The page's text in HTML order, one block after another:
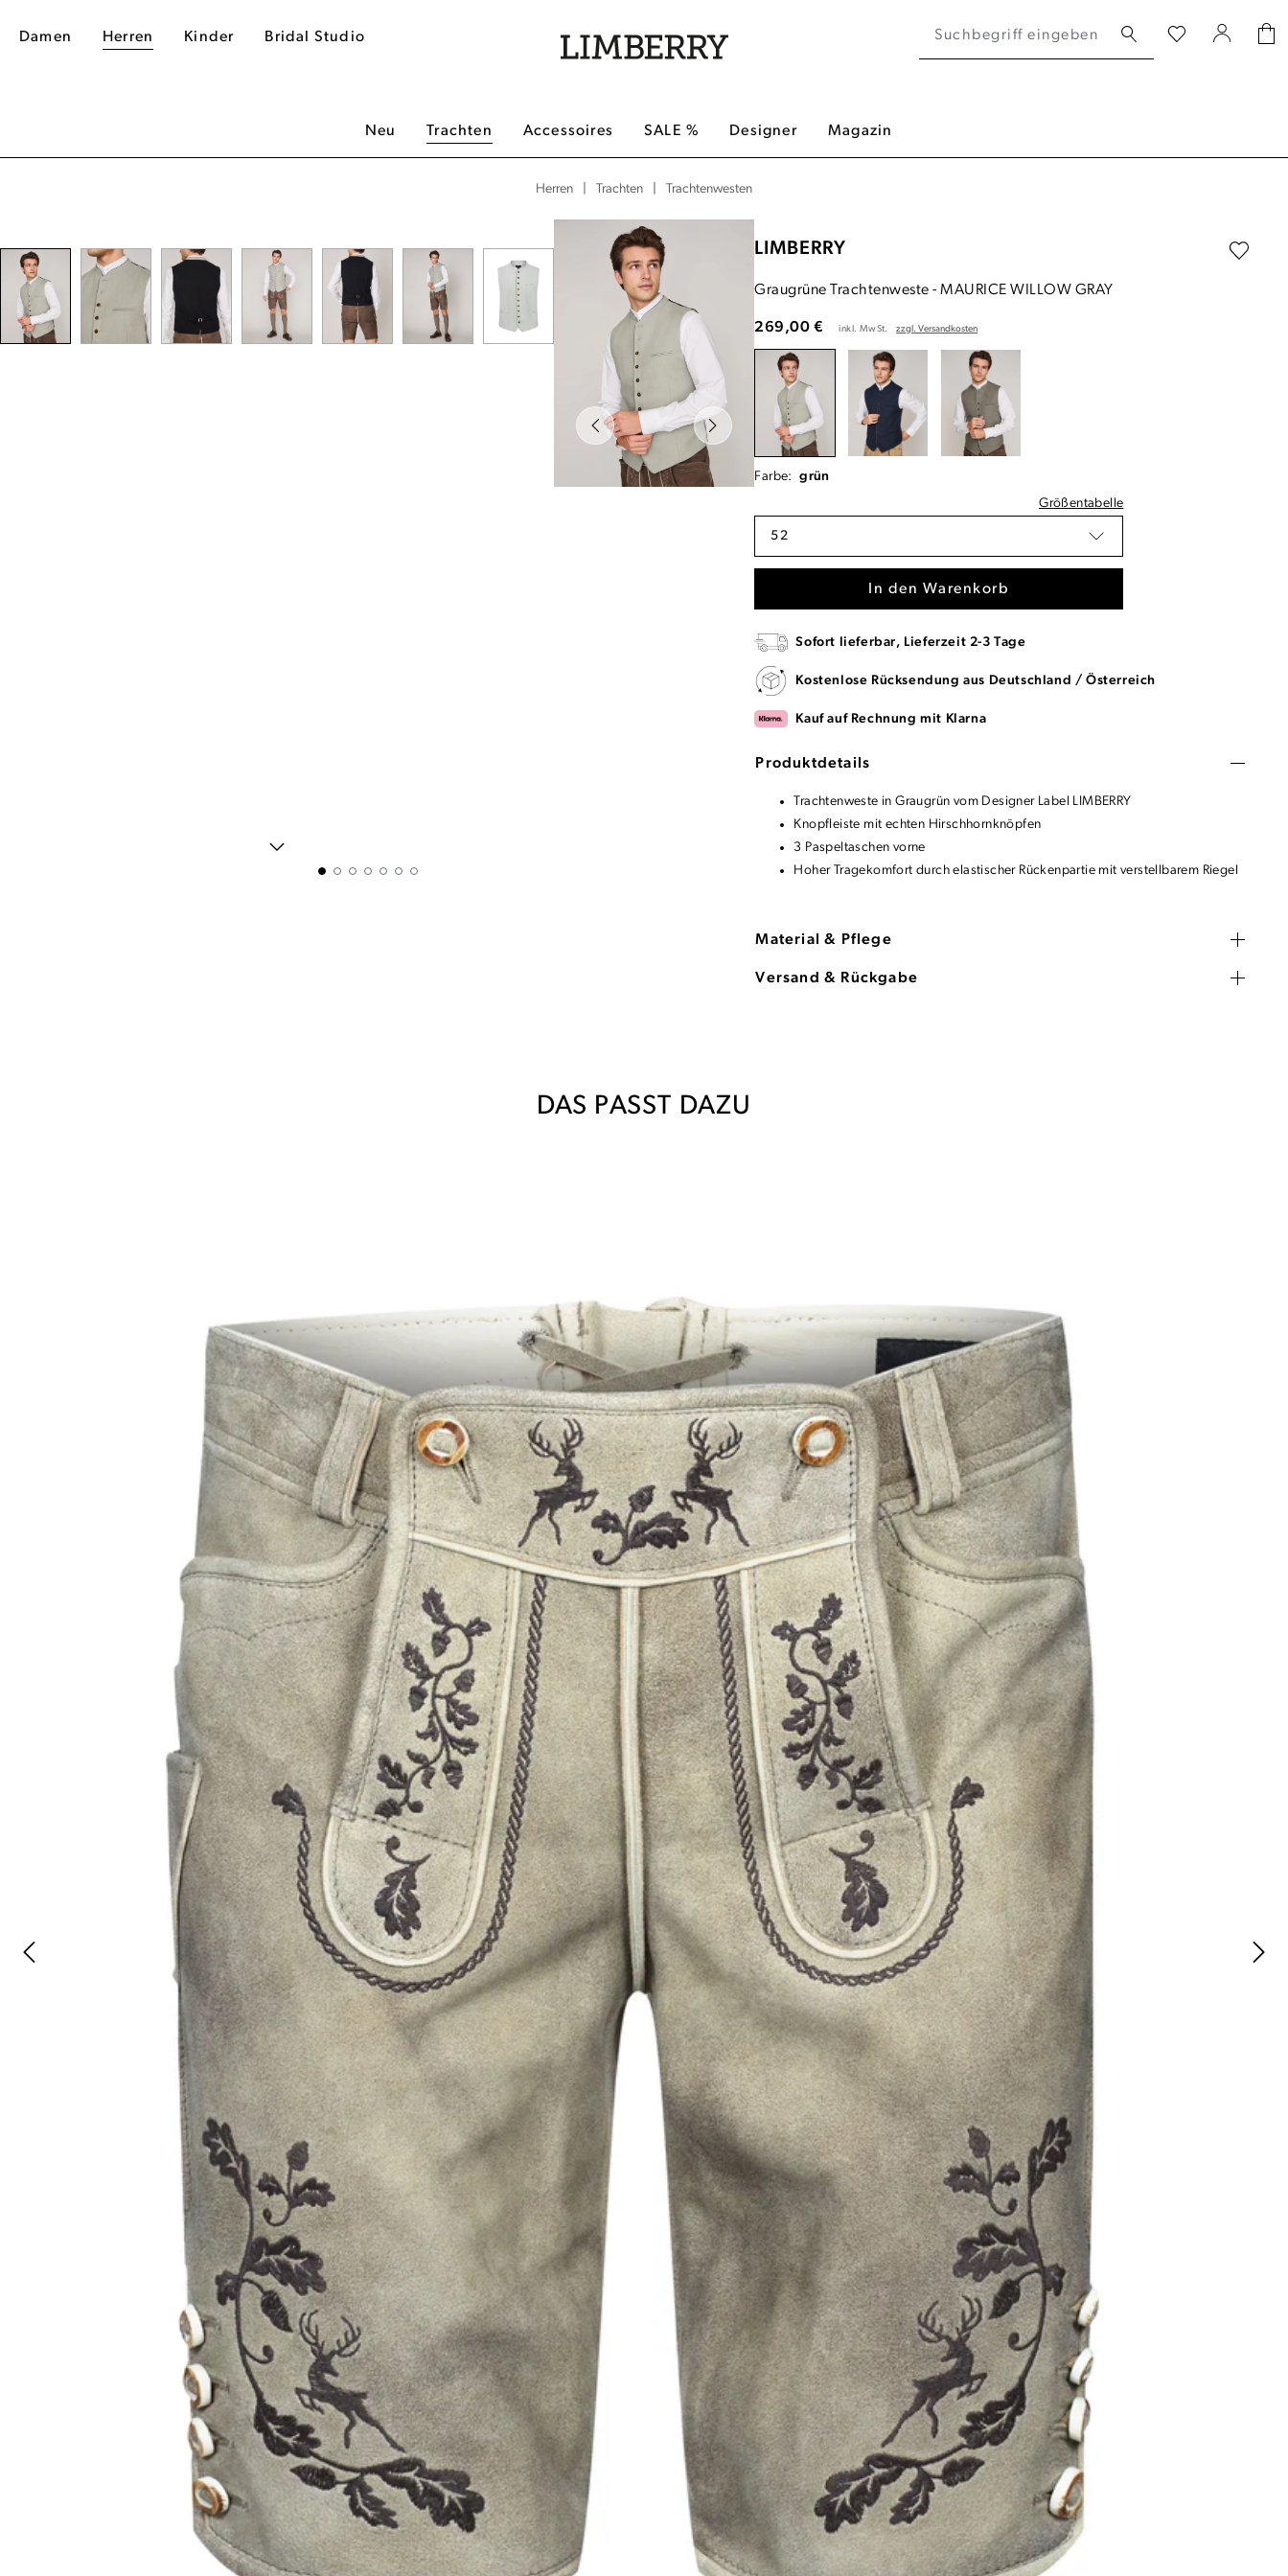
Damen Herren Kinder Bridal Studio
Neu Trachten Accessoires SALE % Designer Magazin
Herren Trachten Trachtenwesten
LIMBERRY
Graugrüne Trachtenweste -MAURICE WILLOW GRAY
269,00 € inkl. MwSt. zzgl. Versandkosten
Farbe:
grün
Größentabelle
52
In den Warenkorb
Sofort lieferbar, Lieferzeit 2-3 Tage
Kostenlose Rücksendung aus Deutschland / Österreich
Kauf auf Rechnung mit Klarna
Produktdetails
Trachtenweste in Graugrün vom Designer Label LIMBERRY
Knopfleiste mit echten Hirschhornknöpfen
3 Paspeltaschen vorne
Hoher Tragekomfort durch elastischer Rückenpartie mit verstellbarem Riegel
Material & Pflege
Versand & Rückgabe
DAS PASST DAZU